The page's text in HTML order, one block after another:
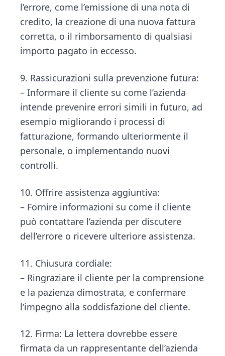
l’errore, come l’emissione di una nota di
credito, la creazione di una nuova fattura
corretta, o il rimborsamento di qualsiasi
importo pagato in eccesso.
9. Rassicurazioni sulla prevenzione futura:
– Informare il cliente su come l’azienda
intende prevenire errori simili in futuro, ad
esempio migliorando i processi di
fatturazione, formando ulteriormente il
personale, o implementando nuovi
controlli.
10. Offrire assistenza aggiuntiva:
– Fornire informazioni su come il cliente
può contattare l’azienda per discutere
dell’errore o ricevere ulteriore assistenza.
11. Chiusura cordiale:
– Ringraziare il cliente per la comprensione
e la pazienza dimostrata, e confermare
l’impegno alla soddisfazione del cliente.
12. Firma: La lettera dovrebbe essere
firmata da un rappresentante dell’azienda